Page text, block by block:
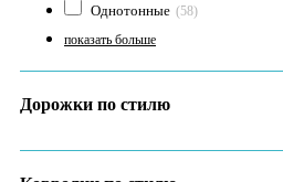
Однотонные (58)
показать больше
Дорожки по стилю